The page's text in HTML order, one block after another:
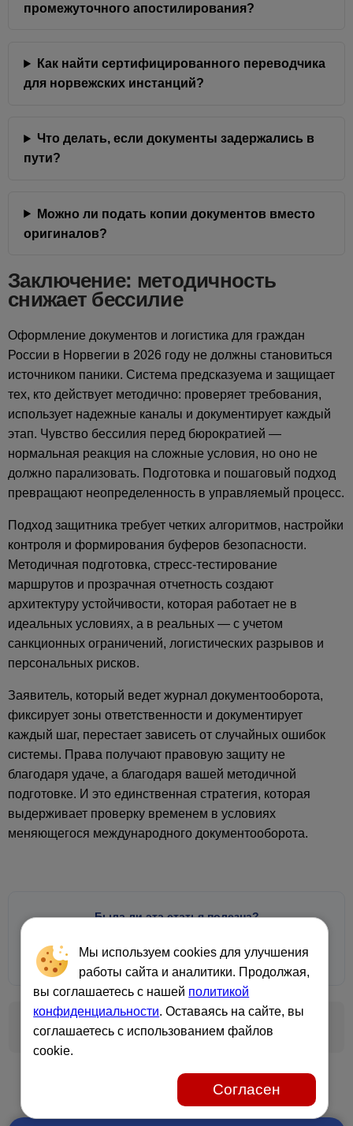
промежуточного апостилирования?
Как найти сертифицированного переводчика
для норвежских инстанций?
Что делать, если документы задержались в
пути?
Можно ли подать копии документов вместо
оригиналов?
Заключение: методичность
снижает бессилие
Оформление документов и логистика для граждан
России в Норвегии в 2026 году не должны становиться
источником паники. Система предсказуема и защищает
тех, кто действует методично: проверяет требования,
использует надежные каналы и документирует каждый
этап. Чувство бессилия перед бюрократией —
нормальная реакция на сложные условия, но оно не
должно парализовать. Подготовка и пошаговый подход
превращают неопределенность в управляемый процесс.
Подход защитника требует четких алгоритмов, настройки
контроля и формирования буферов безопасности.
Методичная подготовка, стресс-тестирование
маршрутов и прозрачная отчетность создают
архитектуру устойчивости, которая работает не в
идеальных условиях, а в реальных — с учетом
санкционных ограничений, логистических разрывов и
персональных рисков.
Заявитель, который ведет журнал документооборота,
фиксирует зоны ответственности и документирует
каждый шаг, перестает зависеть от случайных ошибок
системы. Права получают правовую защиту не
благодаря удаче, а благодаря вашей методичной
подготовке. И это единственная стратегия, которая
выдерживает проверку временем в условиях
меняющегося международного документооборота.
Была ли эта статья полезна?
👍Да 😕Нормально
💩Нет
← Предыдущая Следующая →
Мы используем cookies для улучшения
работы сайта и аналитики. Продолжая,
вы соглашаетесь с нашей политикой
конфиденциальности. Оставаясь на сайте, вы
соглашаетесь с использованием файлов
cookie.
Согласен